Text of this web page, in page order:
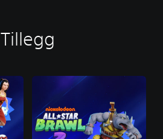
Tillegg